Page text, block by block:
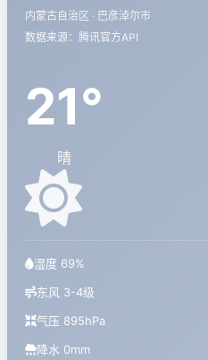
内蒙古自治区 · 巴彦淖尔市
数据来源：腾讯官方API
21°
晴
湿度 69%
东风 3-4级
气压 895hPa
降水 0mm